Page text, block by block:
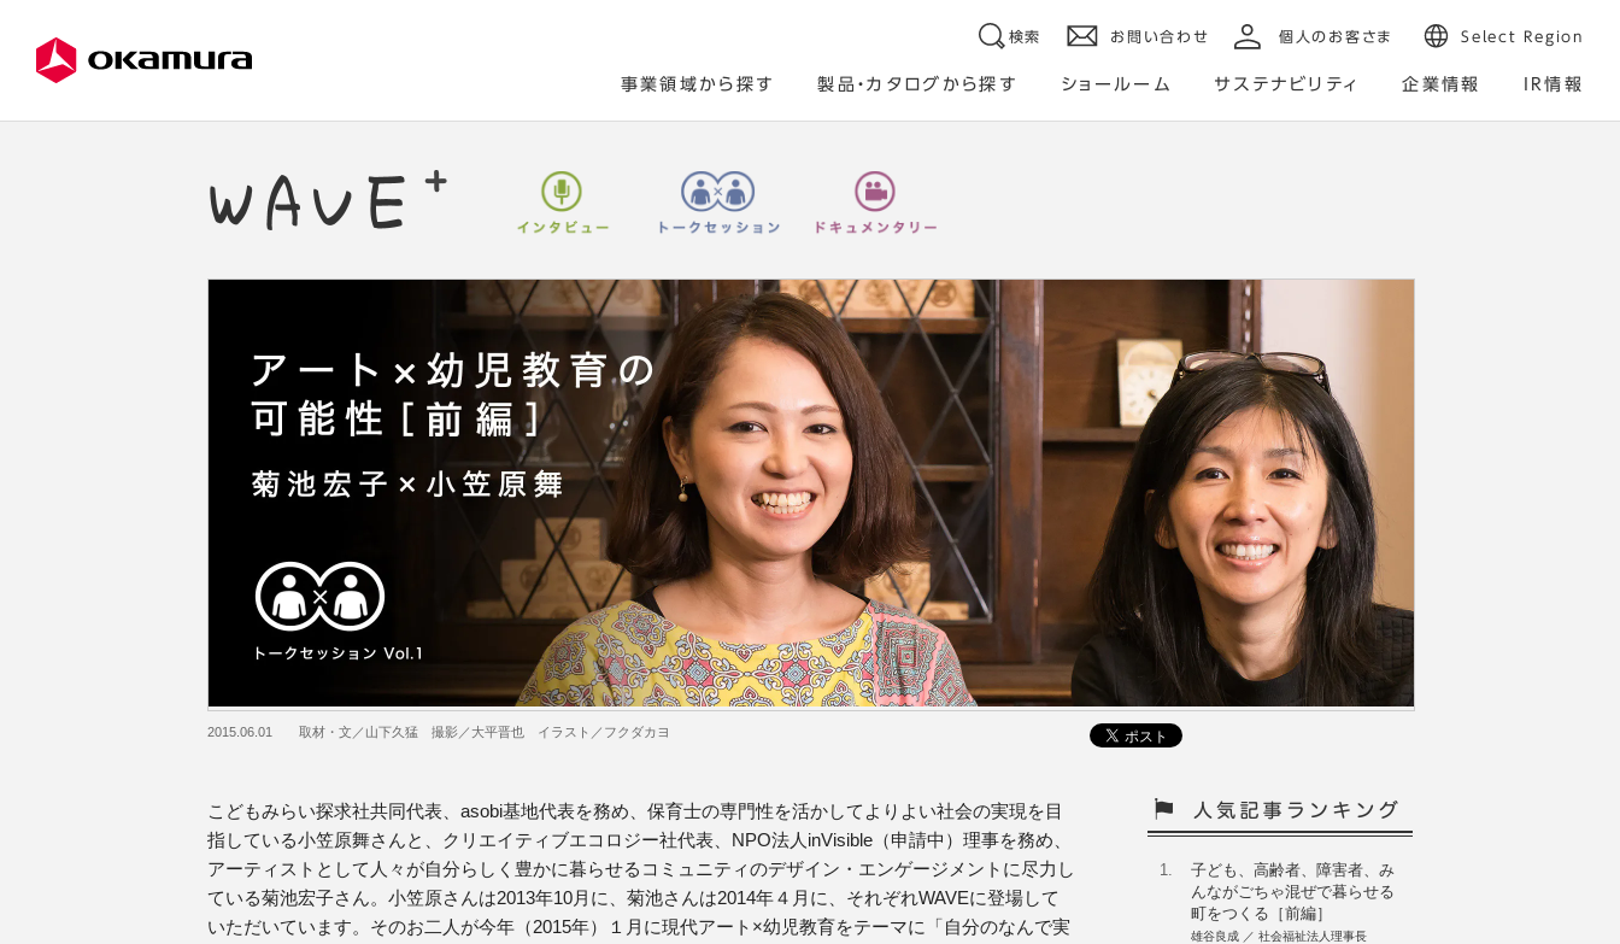
検索 お問い合わせ 個人のお客さま Select Region
事業領域から探す 製品・カタログから探す ショールーム サステナビリティ 企業情報 IR情報
2015.06.01 取材・文／山下久猛 撮影／大平晋也 イラスト／フクダカヨ
こどもみらい探求社共同代表、asobi基地代表を務め、保育士の専門性を活かしてよりよい社会の実現を目
指している小笠原舞さんと、クリエイティブエコロジー社代表、NPO法人inVisible（申請中）理事を務め、
アーティストとして人々が自分らしく豊かに暮らせるコミュニティのデザイン・エンゲージメントに尽力し
ている菊池宏子さん。小笠原さんは2013年10月に、菊池さんは2014年４月に、それぞれWAVEに登場して
いただいています。そのお二人が今年（2015年）１月に現代アート×幼児教育をテーマに「自分のなんで実
1.
子ども、高齢者、障害者、み
んながごちゃ混ぜで暮らせる
町をつくる［前編］
雄谷良成 ／ 社会福祉法人理事長